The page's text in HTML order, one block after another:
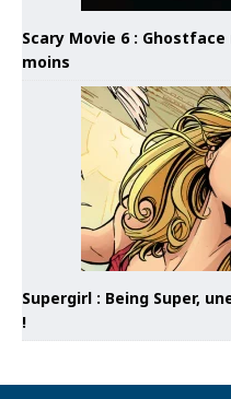
Scary Movie 6 :
moins
Supergirl : Being Super,
!